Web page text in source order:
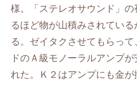
様。「ステレオサウンド」
るほど物が山積みされてい
る。ゼイタクさせてもらっ
ドのＡ級モノーラルアンプ
れた。Ｋ２はアンプにも金が